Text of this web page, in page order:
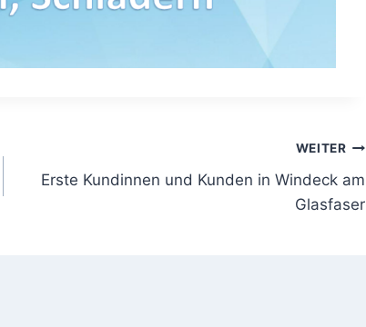
WEITER
Erste Kundinnen und Kunden in Windeck am
Glasfaser